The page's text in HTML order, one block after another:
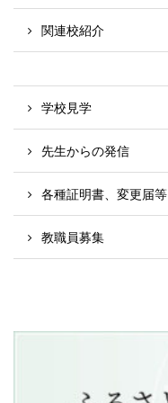
関連校紹介
学校見学
先生からの発信
各種証明書、変更届等
教職員募集